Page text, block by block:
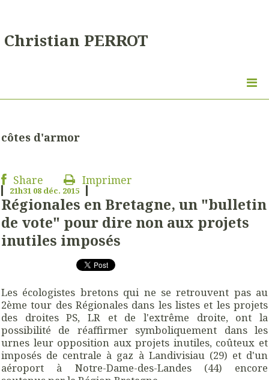
Christian PERROT
côtes d'armor
Share Imprimer
21h31 08 déc. 2015
Régionales en Bretagne, un "bulletin
de vote" pour dire non aux projets
inutiles imposés
Les écologistes bretons qui ne se retrouvent pas au
2ème tour des Régionales dans les listes et les projets
des droites PS, LR et de l'extrême droite, ont la
possibilité de réaffirmer symboliquement dans les
urnes leur opposition aux projets inutiles, coûteux et
imposés de centrale à gaz à Landivisiau (29) et d'un
aéroport à Notre-Dame-des-Landes (44) encore